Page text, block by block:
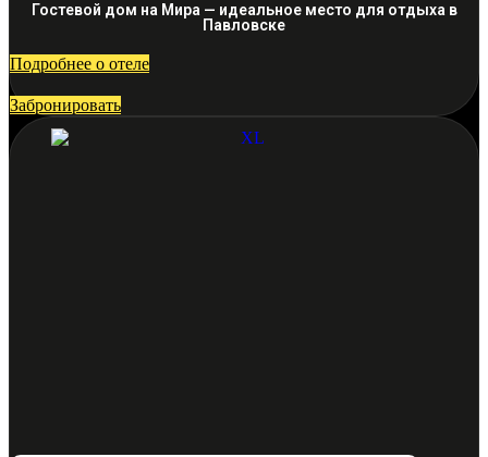
Гостевой дом на Мира — идеальное место для отдыха в
Павловске
Подробнее о отеле
Забронировать